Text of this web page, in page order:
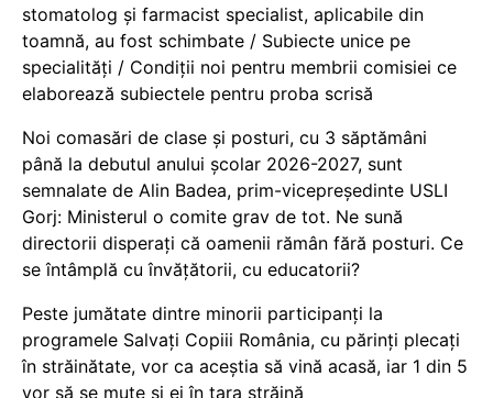
stomatolog și farmacist specialist, aplicabile din
toamnă, au fost schimbate / Subiecte unice pe
specialități / Condiții noi pentru membrii comisiei ce
elaborează subiectele pentru proba scrisă
Noi comasări de clase și posturi, cu 3 săptămâni
până la debutul anului școlar 2026-2027, sunt
semnalate de Alin Badea, prim-vicepreședinte USLI
Gorj: Ministerul o comite grav de tot. Ne sună
directorii disperați că oamenii rămân fără posturi. Ce
se întâmplă cu învățătorii, cu educatorii?
Peste jumătate dintre minorii participanți la
programele Salvați Copiii România, cu părinți plecați
în străinătate, vor ca aceștia să vină acasă, iar 1 din 5
vor să se mute și ei în țara străină